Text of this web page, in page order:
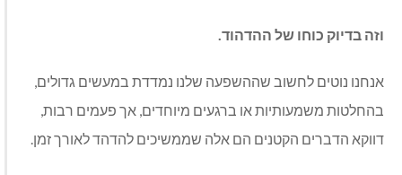
וזה בדיוק כוחו של ההדהוד.
אנחנו נוטים לחשוב שההשפעה שלנו נמדדת במעשים גדולים,
בהחלטות משמעותיות או ברגעים מיוחדים, אך פעמים רבות,
דווקא הדברים הקטנים הם אלה שממשיכים להדהד לאורך זמן.